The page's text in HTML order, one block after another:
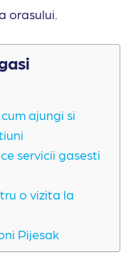
orasului.
ajungi si
servicii gasesti
o vizita la
Pijesak